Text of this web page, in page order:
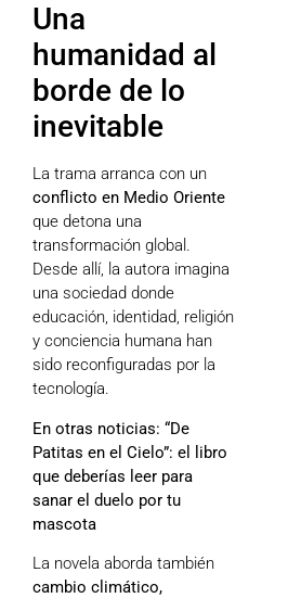
Una
humanidad al
borde de lo
inevitable
La trama arranca con un
conflicto en Medio Oriente
que detona una
transformación global.
Desde allí, la autora imagina
una sociedad donde
educación, identidad, religión
y conciencia humana han
sido reconfiguradas por la
tecnología.
En otras noticias: “De
Patitas en el Cielo”: el libro
que deberías leer para
sanar el duelo por tu
mascota
La novela aborda también
cambio climático,